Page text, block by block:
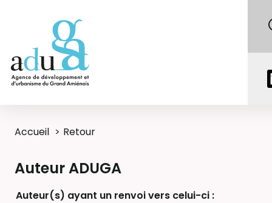
Accueil Retour
Auteur ADUGA
Auteur(s) ayant un renvoi vers celui-ci :